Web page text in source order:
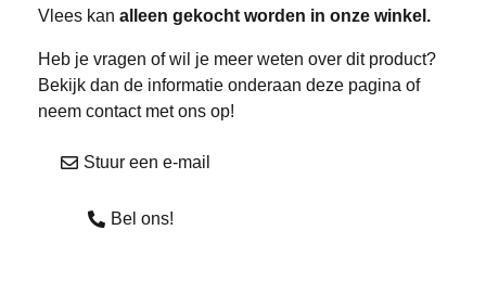
Vlees kan alleen gekocht worden in onze winkel.
Heb je vragen of wil je meer weten over dit product?
Bekijk dan de informatie onderaan deze pagina of
neem contact met ons op!
Stuur een e-mail
Bel ons!